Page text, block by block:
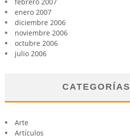
enero 2007
diciembre 2006
noviembre 2006
octubre 2006
julio 2006
CATEGORÍAS
Arte
Artículos